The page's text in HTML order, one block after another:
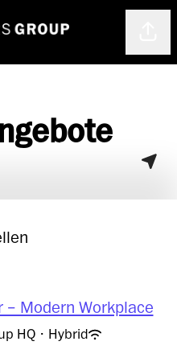
Modern Workplace
HQ · Hybrid